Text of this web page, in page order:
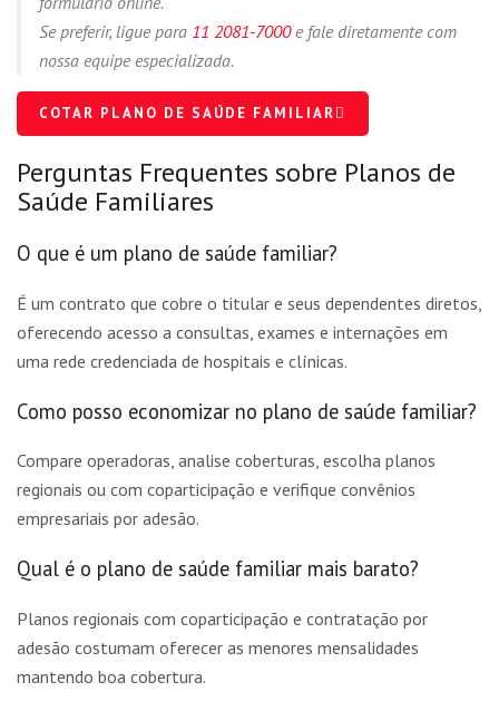
Se preferir, ligue para 11 2081-7000e fale diretamente com
nossa equipe especializada.
COTAR PLANO DE SAÚDE FAMILIAR
Perguntas Frequentes sobre Planos de
Saúde Familiares
O que é um plano de saúde familiar?
É um contrato que cobre o titular e seus dependentes diretos,
oferecendo acesso a consultas, exames e internações em
uma rede credenciada de hospitais e clínicas.
Como posso economizar no plano de saúde familiar?
Compare operadoras, analise coberturas, escolha planos
regionais ou com coparticipação e verifique convênios
empresariais por adesão.
Qual é o plano de saúde familiar mais barato?
Planos regionais com coparticipação e contratação por
adesão costumam oferecer as menores mensalidades
mantendo boa cobertura.